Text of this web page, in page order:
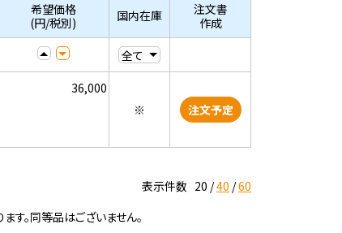
希望価格
(円/税別)
国内在庫
注文書
作成
36,000
※
注文予定
表示件数 20 40 60
。同等品はございません。